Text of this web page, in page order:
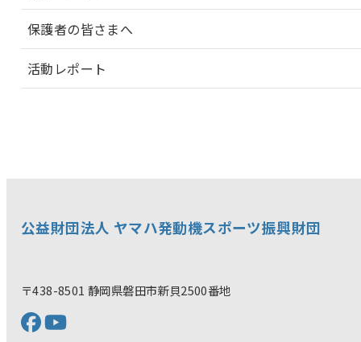
保護者の皆さまへ
活動レポート
公益財団法人 ヤマハ発動機スポーツ振興財団
〒438-8501 静岡県磐田市新貝2500番地